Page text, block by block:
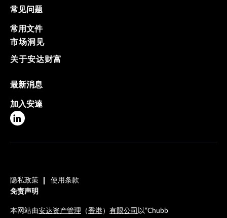
常见问题
常用文件
市场洞见
关于安达财富
最新消息
加入安達
隐私政策
使用条款
免责声明
本网站由安达资产管理 （香港） 有限公司 以“Chubb